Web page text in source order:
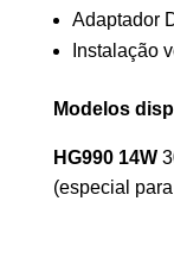
Adaptador
Instalação
Modelos
HG990 14W
(especial